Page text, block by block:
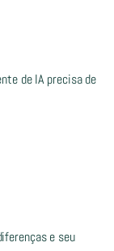
de IA precisa de
e seu